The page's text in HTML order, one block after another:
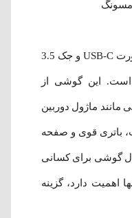
سامسونگ گلکسی A04 دارای پورت USB-C و جک 3.5
است. این گوشی از
مانند ماژول دوربین
باتری قوی و صفحه
گوشی برای کسانی
اهمیت دارد، گزینه‌